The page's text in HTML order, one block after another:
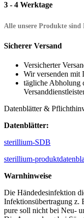
3 - 4 Werktage
Alle unsere Produkte
Sicherer Versand
Versicherter
Wir versenden mit
tägliche Abholung
Datenblätter &
Datenblätter:
sterillium-SDB
sterillium-
Warnhinweise
Die Händedesinfektion
Infektionsübertragung z.
pure soll nicht bei Neu-